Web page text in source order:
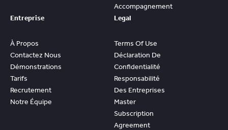
Accompagnement
Entreprise
À Propos
Contactez Nous
Démonstrations
Tarifs
Recrutement
Notre Équipe
Legal
Terms Of Use
Déclaration De
Confidentialité
Responsabilité
Des Entreprises
Master
Subscription
Agreement